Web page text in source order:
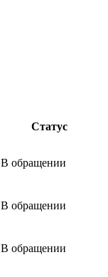
В обращении
В обращении